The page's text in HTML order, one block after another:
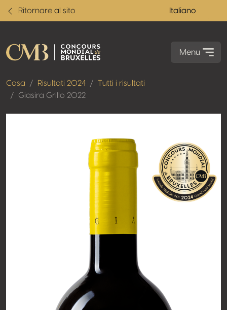
Ritornare al sito Italiano
Menu
Casa Risultati 2024
Tutti i risultati
Giasira Grillo 2022